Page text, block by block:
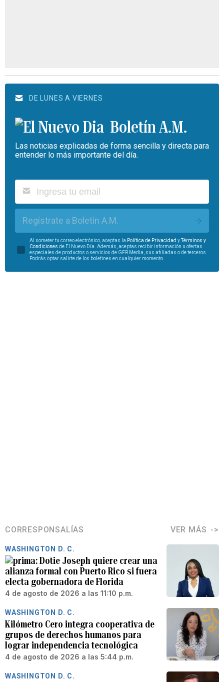
DE LUNES A VIERNES
Boletín A.M.
Las noticias explicadas de forma sencilla y directa para
entender lo más importante del día.
Regístrate a Boletín A.M.
Al someter tu correo electrónico, aceptas la Política de Privacidad y
Términos y
Condiciones de El Nuevo Día. Además, aceptas recibir información u ofertas
especiales de productos o servicios de GFR Media, sus afiliadas o de terceros.
Podrás optar salirte de los boletines en cualquier momento.
CORRESPONSALÍAS VER MÁS
WASHINGTON D. C.
Dotie Joseph quiere crear una
alianza formal con Puerto Rico si fuera
electa gobernadora de Florida
4 de agosto de 2026 a las 11:10 p.m.
WASHINGTON D. C.
Kilómetro Cero integra cooperativa de
grupos de derechos humanos para
lograr independencia tecnológica
4 de agosto de 2026 a las 5:44 p.m.
WASHINGTON D. C.